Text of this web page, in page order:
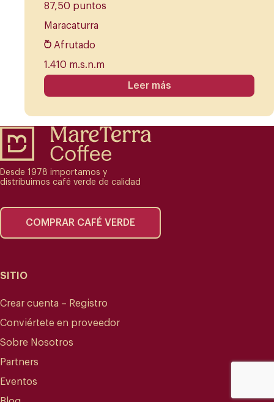
87,50 puntos
Maracaturra
Afrutado
1.410 m.s.n.m
Leer más
Desde 1978 importamos y
distribuimos café verde de calidad
COMPRAR CAFÉ VERDE
SITIO
Crear cuenta – Registro
Conviértete en proveedor
Sobre Nosotros
Partners
Eventos